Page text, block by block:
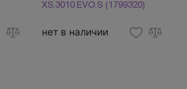
XS.3010.EVO.S (1799320)
нет в наличии